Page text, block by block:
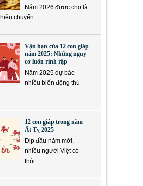
Năm 2026 được cho là
chuyển...
Vận hạn của 12 con giáp
năm 2025: Những nguy
cơ luôn rình rập
Năm 2025 dự báo
nhiều biến động thú
12 con giáp trong năm
Ất Tỵ 2025
Dịp đầu năm mới,
nhiều người Việt có
thói...